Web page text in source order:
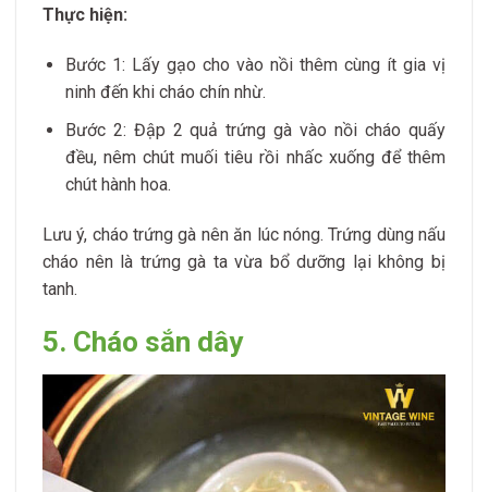
Thực hiện:
Bước 1: Lấy gạo cho vào nồi thêm cùng ít gia vị
ninh đến khi cháo chín nhừ.
Bước 2: Đập 2 quả trứng gà vào nồi cháo quấy
đều, nêm chút muối tiêu rồi nhấc xuống để thêm
chút hành hoa.
Lưu ý, cháo trứng gà nên ăn lúc nóng. Trứng dùng nấu
cháo nên là trứng gà ta vừa bổ dưỡng lại không bị
tanh.
5. Cháo sắn dây